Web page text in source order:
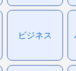
ビジネス